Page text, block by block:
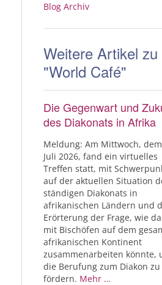
Blog Archiv
Weitere Artikel zu
"World Café"
Die Gegenwart und
des Diakonats in Afrika
Meldung: Am Mittwoch,
Juli 2026, fand ein virtuelles
Treffen statt, mit
auf der aktuellen Situation
ständigen Diakonats in
afrikanischen Ländern und
Erörterung der Frage, wie
mit Bischöfen auf dem
afrikanischen Kontinent
zusammenarbeiten könnte,
die Berufung zum Diakon zu
fördern. Mehr …